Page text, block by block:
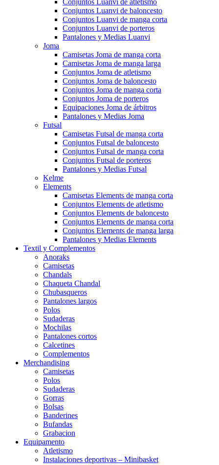
Conjuntos Luanvi de atletismo
Conjuntos Luanvi de baloncesto
Conjuntos Luanvi de manga corta
Conjuntos Luanvi de porteros
Pantalones y Medias Luanvi
Joma
Camisetas Joma de manga corta
Camisetas Joma de manga larga
Conjuntos Joma de atletismo
Conjuntos Joma de baloncesto
Conjuntos Joma de manga corta
Conjuntos Joma de porteros
Equipaciones Joma de árbitros
Pantalones y Medias Joma
Futsal
Camisetas Futsal de manga corta
Conjuntos Futsal de baloncesto
Conjuntos Futsal de manga corta
Conjuntos Futsal de porteros
Pantalones y Medias Futsal
Kelme
Elements
Camisetas Elements de manga corta
Conjuntos Elements de atletismo
Conjuntos Elements de baloncesto
Conjuntos Elements de manga corta
Conjuntos Elements de manga larga
Pantalones y Medias Elements
Textil y Complementos
Anoraks
Camisetas
Chandals
Chaqueta Chandal
Chubasqueros
Pantalones largos
Polos
Sudaderas
Mochilas
Pantalones cortos
Calcetines
Complementos
Merchandising
Camisetas
Polos
Sudaderas
Gorras
Bolsas
Banderines
Bufandas
Grabacion
Equipamento
Atletismo
Instalaciones deportivas – Minibasket